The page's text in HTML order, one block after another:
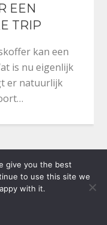
EEN
TRIP
kan een
is nu eigenlijk
er natuurlijk
.Privacybeleid
give you the best
to use this site we
with it.